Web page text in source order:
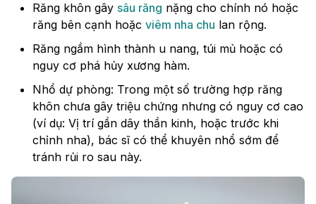
Răng khôn gây sâu răng nặng cho chính nó hoặc
răng bên cạnh hoặc viêm nha chu lan rộng.
Răng ngầm hình thành u nang, túi mủ hoặc có
nguy cơ phá hủy xương hàm.
Nhổ dự phòng: Trong một số trường hợp răng
khôn chưa gây triệu chứng nhưng có nguy cơ cao
(ví dụ: Vị trí gần dây thần kinh, hoặc trước khi
chỉnh nha), bác sĩ có thể khuyên nhổ sớm để
tránh rủi ro sau này.